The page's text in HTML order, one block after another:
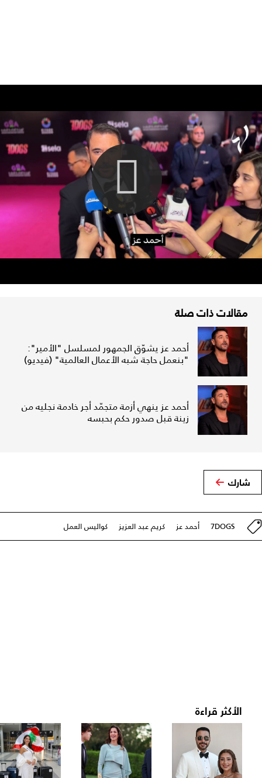
مقالات ذات صلة
أحمد عز يشوّق الجمهور لمسلسل "الأمير":
"بنعمل حاجة شبه الأعمال العالمية" (فيديو)
أحمد عز ينهي أزمة متجمّد أجر خادمة نجليه من
زينة قبل صدور حكم بحبسه
شارك
7DOGS أحمد عز كريم عبد العزيز كواليس العمل
الأكثر قراءة